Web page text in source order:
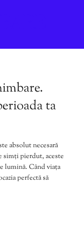
ta
absolut necesară
simți pierdut, aceste
lumină. Când viața
perfectă să